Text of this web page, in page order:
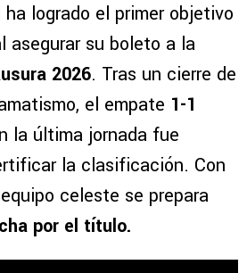
ha logrado el primer objetivo
asegurar su boleto a la
2026. Tras un cierre de
el empate 1-1
la última jornada fue
la clasificación. Con
celeste se prepara
por el título.